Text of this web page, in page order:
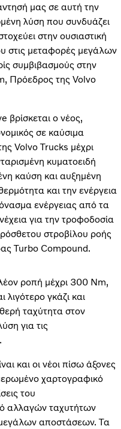
μας σε αυτή την
λύση που συνδυάζει
στην ουσιαστική
στις μεταφορές μεγάλων
συμβιβασμούς στην
Πρόεδρος της Volvo
βρίσκεται ο νέος,
σε καύσιμα
Volvo Trucks μέχρι
κυματοειδή
καύση και αυξημένη
και την ενέργεια
ενέργειας από τα
για την τροφοδοσία
στροβίλου ροής
Turbo Compound.
ροπή μέχρι 300 Nm,
λιγότερο γκάζι και
ταχύτητα στον
για τις
και οι νέοι πίσω άξονες
χαρτογραφικό
του
αλλαγών ταχυτήτων
μεγάλων αποστάσεων. Τα